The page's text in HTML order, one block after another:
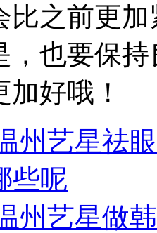
比之前更
，也要保
好哦！
州艺星祛
些呢
州艺星做